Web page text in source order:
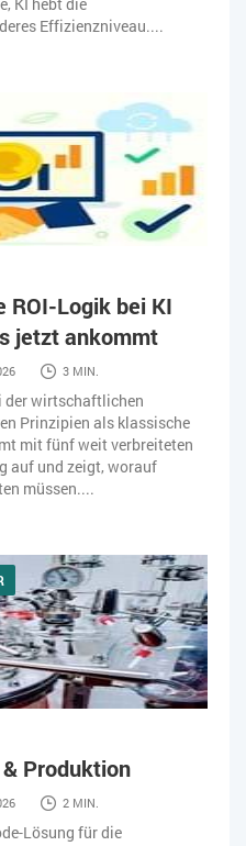
Effizienzniveau....
ROI-Logik bei KI
jetzt ankommt
3 MIN.
der wirtschaftlichen
Prinzipien als klassische
mit fünf weit verbreiteten
auf und zeigt, worauf
müssen....
Produktion
2 MIN.
Lösung für die